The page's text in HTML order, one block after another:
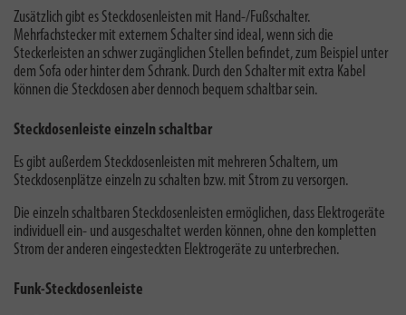
Zusätzlich gibt es Steckdosenleisten mit Hand-/Fußschalter.
Mehrfachstecker mit externem Schalter sind ideal, wenn sich die
Steckerleisten an schwer zugänglichen Stellen befindet, zum Beispiel unter
dem Sofa oder hinter dem Schrank. Durch den Schalter mit extra Kabel
können die Steckdosen aber dennoch bequem schaltbar sein.
Steckdosenleiste einzeln schaltbar
Es gibt außerdem Steckdosenleisten mit mehreren Schaltern, um
Steckdosenplätze einzeln zu schalten bzw. mit Strom zu versorgen.
Die einzeln schaltbaren Steckdosenleisten ermöglichen, dass Elektrogeräte
individuell ein- und ausgeschaltet werden können, ohne den kompletten
Strom der anderen eingesteckten Elektrogeräte zu unterbrechen.
Funk-Steckdosenleiste